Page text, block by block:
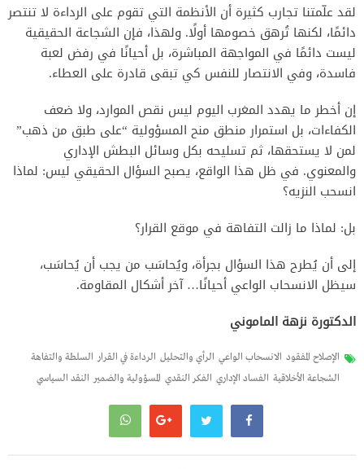
لقد علّمتنا تجارب كثيرة أن الأنظمة التي تقوم على الرداءة لا تنتصر
دائمًا، لكنها تُرهق خصومها أولًا. ولهذا، فإن الشجاعة الحقيقية
ليست دائمًا في المواجهة المباشرة، بل أحيانًا في رفض لعبة
فاسدة، وفي الانتصار للنفس كي تبقى قادرة على العطاء.
إن أخطر ما يهدد المغرب اليوم ليس نقص الموارد، ولا ضعف
الكفاءات، بل استمرار منطق منح المسؤولية “على طبق من ذهب”
لمن لا يستحقها، ثم تسليحه بكل وسائل البطش الإداري
والمعنوي. في ظل هذا الواقع، يصبح السؤال الحقيقي ليس: لماذا
انسحب النزيه؟
بل: لماذا ما زالت التفاهة في موقع القرار؟
إلى أن يُطرح هذا السؤال بجرأة، ويُحاسَب من يجب أن يُحاسَب،
سيظل الانسحاب الواعي أحيانًا… آخر أشكال المقاومة.
الدكتورة نزهة الماموني
الإصلاح المفقود الانسحاب الواعي الرأي والتحليل الرداءة في القرار السلطة والتفاهة
الشجاعة الأخلاقية الفساد الإداري الفكر النقدي المسؤولية والضمير النقد السياسي